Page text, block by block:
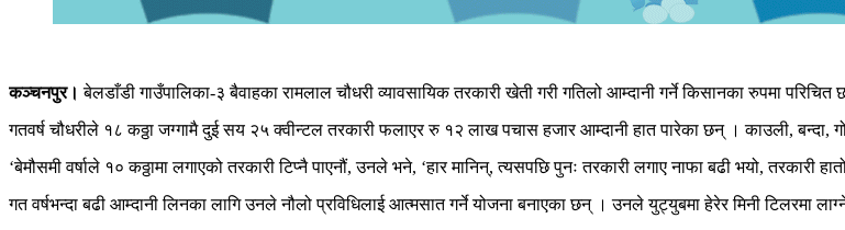
कञ्चनपुर। बेलडाँडी गाउँपालिका-३ बैवाहका रामलाल चौधरी व्यावसायिक तरकारी खेती गरी गतिलो आम्दानी गर्ने किसानका रुपमा परिचित
गतवर्ष चौधरीले १८ कठ्ठा जग्गामै दुई सय २५ क्वीन्टल तरकारी फलाएर रु १२ लाख पचास हजार आम्दानी हात पारेका छन् । काउली, बन्दा,
‘बेमौसमी वर्षाले १० कठ्ठामा लगाएको तरकारी टिप्नै पाएनौं, उनले भने, ‘हार मानिन्, त्यसपछि पुनः तरकारी लगाए नाफा बढी भयो, तरकारी
गत वर्षभन्दा बढी आम्दानी लिनका लागि उनले नौलो प्रविधिलाई आत्मसात गर्ने योजना बनाएका छन् । उनले युट्युबमा हेरेर मिनी टिलरमा